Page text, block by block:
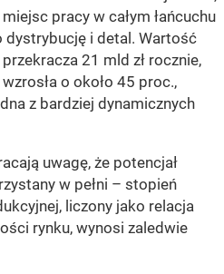
pracy w całym łańcuchu
i detal. Wartość
21 mld zł rocznie,
o około 45 proc.,
z bardziej dynamicznych
uwagę, że potencjał
w pełni – stopień
liczony jako relacja
rynku, wynosi zaledwie